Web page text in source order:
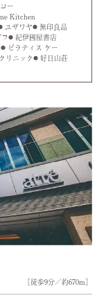
ー
Kitchen
ユザワヤ
無印良品
紀伊國屋書店
ピラティス ケー
リニック
好日山荘
［徒歩9分／約670m］